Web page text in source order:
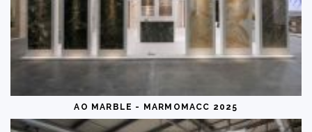
AO MARBLE - MARMOMACC 2025